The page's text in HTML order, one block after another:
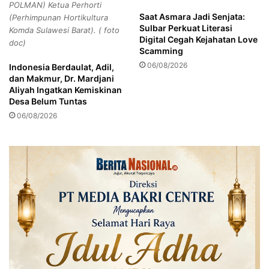
s
i
h
k
n
R
a
t
a
a
s
i
n
l
,
G
A
R
T
POLMAN) Ketua Perhorti
(Perhimpunan Hortikultura
Komda Sulawesi Barat). ( foto
doc)
Indonesia Berdaulat, Adil,
dan Makmur, Dr. Mardjani
Aliyah Ingatkan Kemiskinan
Desa Belum Tuntas
06/08/2026
Saat Asmara Jadi Senjata:
Sulbar Perkuat Literasi
Digital Cegah Kejahatan Love
Scamming
06/08/2026